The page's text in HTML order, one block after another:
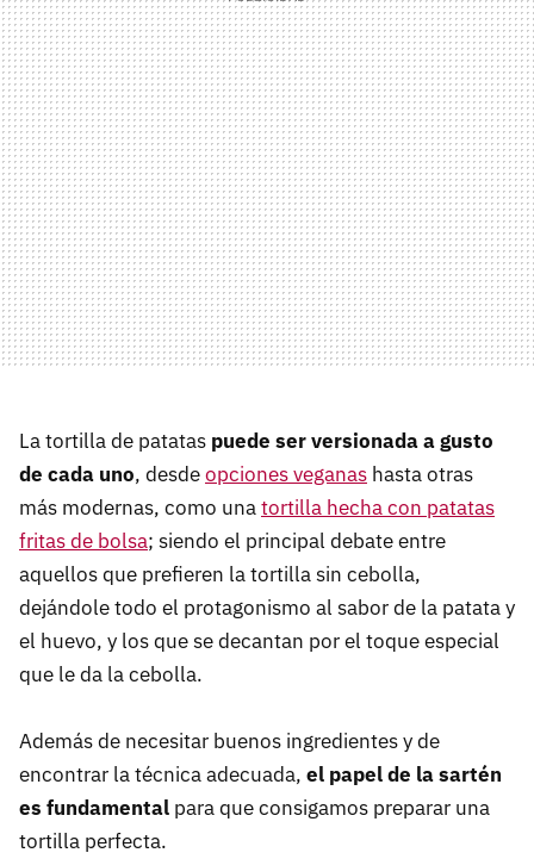
La tortilla de patatas puede ser versionada a gusto
de cada uno, desdeopciones veganas hasta otras
más modernas, como unatortilla hecha con patatas
fritas de bolsa; siendo el principal debate entre
aquellos que prefieren la tortilla sin cebolla,
dejándole todo el protagonismo al sabor de la patata y
el huevo, y los que se decantan por el toque especial
que le da la cebolla.
Además de necesitar buenos ingredientes y de
encontrar la técnica adecuada, el papel de la sartén
es fundamental para que consigamos preparar una
tortilla perfecta.